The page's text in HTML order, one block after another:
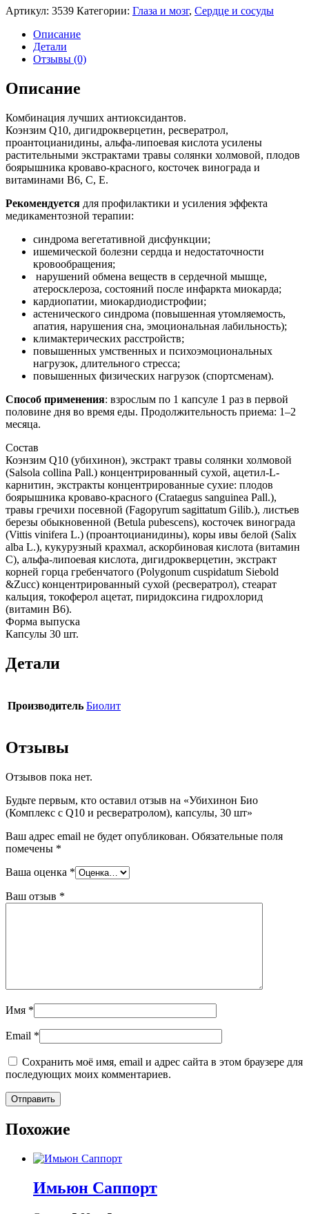
Артикул: 3539 Категории: Глаза и мозг, Сердце и сосуды
Описание
Детали
Отзывы (0)
Описание
Комбинация лучших антиоксидантов.
Коэнзим Q10, дигидрокверцетин, ресвератрол,
проантоцианидины, альфа-липоевая кислота усилены
растительными экстрактами травы солянки холмовой, плодов
боярышника кроваво-красного, косточек винограда и
витаминами В6, С, Е.
Рекомендуется для профилактики и усиления эффекта
медикаментозной терапии:
синдрома вегетативной дисфункции;
ишемической болезни сердца и недостаточности
кровообращения;
нарушений обмена веществ в сердечной мышце,
атеросклероза, состояний после инфаркта миокарда;
кардиопатии, миокардиодистрофии;
астенического синдрома (повышенная утомляемость,
апатия, нарушения сна, эмоциональная лабильность);
климактерических расстройств;
повышенных умственных и психоэмоциональных
нагрузок, длительного стресса;
повышенных физических нагрузок (спортсменам).
Способ применения: взрослым по 1 капсуле 1 раз в первой
половине дня во время еды. Продолжительность приема: 1–2
месяца.
Состав
Коэнзим Q10 (убихинон), экстракт травы солянки холмовой
(Salsola collina Pall.) концентрированный сухой, ацетил-L-
карнитин, экстракты концентрированные сухие: плодов
боярышника кроваво-красного (Crataegus sanguinea Pall.),
травы гречихи посевной (Fagopyrum sagittatum Gilib.), листьев
березы обыкновенной (Betula pubescens), косточек винограда
(Vittis vinifera L.) (проантоцианидины), коры ивы белой (Salix
alba L.), кукурузный крахмал, аскорбиновая кислота (витамин
С), альфа-липоевая кислота, дигидрокверцетин, экстракт
корней горца гребенчатого (Polygonum cuspidatum Siebold
&Zucc) концентрированный сухой (ресвератрол), стеарат
кальция, токоферол ацетат, пиридоксина гидрохлорид
(витамин В6).
Форма выпуска
Капсулы 30 шт.
Детали
Производитель Биолит
Отзывы
Отзывов пока нет.
Будьте первым, кто оставил отзыв на «Убихинон Био
(Комплекс с Q10 и ресвератролом), капсулы, 30 шт»
Ваш адрес email не будет опубликован. Обязательные поля
помечены *
Ваша оценка *
Ваш отзыв *
Имя *
Email *
Сохранить моё имя, email и адрес сайта в этом браузере для
последующих моих комментариев.
Похожие
Имьюн Саппорт